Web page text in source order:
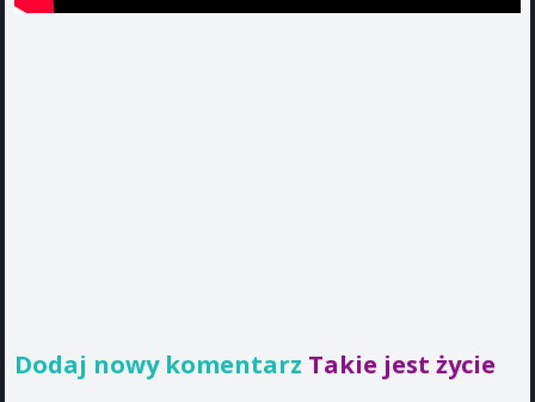
Dodaj nowy komentarz Takie jest życie